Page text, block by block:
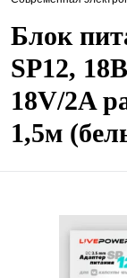
Блок
SP12,
18V/2A
1,5м